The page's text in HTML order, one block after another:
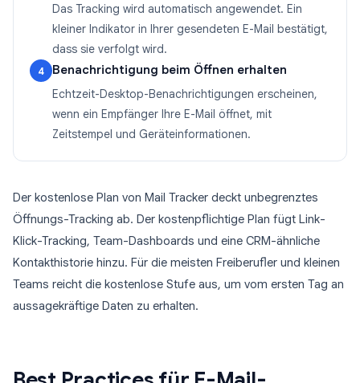
Das Tracking wird automatisch angewendet. Ein
kleiner Indikator in Ihrer gesendeten E-Mail bestätigt,
dass sie verfolgt wird.
4
Benachrichtigung beim Öffnen erhalten
Echtzeit-Desktop-Benachrichtigungen erscheinen,
wenn ein Empfänger Ihre E-Mail öffnet, mit
Zeitstempel und Geräteinformationen.
Der kostenlose Plan von Mail Tracker deckt unbegrenztes
Öffnungs-Tracking ab. Der kostenpflichtige Plan fügt Link-
Klick-Tracking, Team-Dashboards und eine CRM-ähnliche
Kontakthistorie hinzu. Für die meisten Freiberufler und kleinen
Teams reicht die kostenlose Stufe aus, um vom ersten Tag an
aussagekräftige Daten zu erhalten.